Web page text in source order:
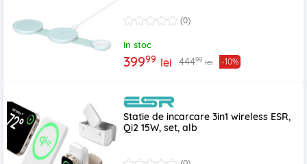
(0)
In stoc
39999 lei 44499 lei -10%
Statie de incarcare 3in1 wireless ESR,
Qi2 15W, set, alb